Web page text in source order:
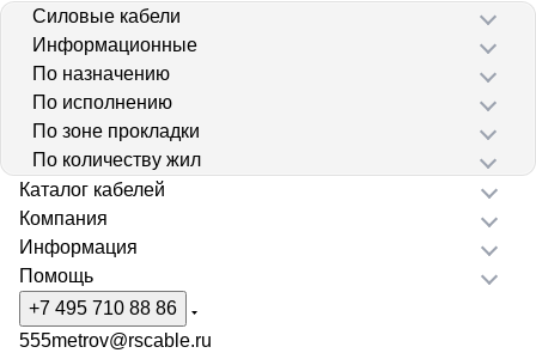
Силовые кабели
Информационные
По назначению
По исполнению
По зоне прокладки
По количеству жил
Каталог кабелей
Компания
Информация
Помощь
+7 495 710 88 86
555metrov@rscable.ru